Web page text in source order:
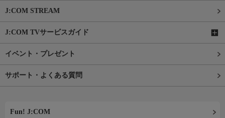
J:COM STREAM
J:COM TVサービスガイド
イベント・プレゼント
サポート・よくある質問
Fun! J:COM